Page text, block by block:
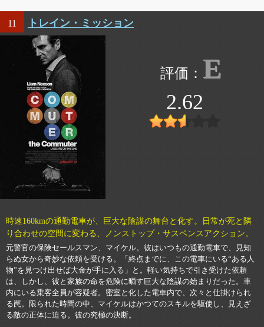
11 トレイン・ミッション
E
2.62
時速160kmの通勤電車が、巨大な陰謀の舞台と化す。日常が死と隣
り合わせの空間に変わる、ノンストップ・サスペンスアクション。
元警官の保険セールスマン、マイケル。彼はいつもの通勤電車で、見知
らぬ女から奇妙な依頼を受ける。「終点までに、この電車にいる“ある人
物”を見つけ出せば大金が手に入る」と。軽い気持ちで引き受けた依頼
は、しかし、彼と家族の命を危険に晒す巨大な陰謀の始まりだった。車
内にいる乗客全員が容疑者。密室と化した電車内で、次々と仕掛けられ
る罠。限られた時間の中、マイケルはかつてのスキルを駆使し、見えざ
る敵の正体に迫る。彼の究極の決断。